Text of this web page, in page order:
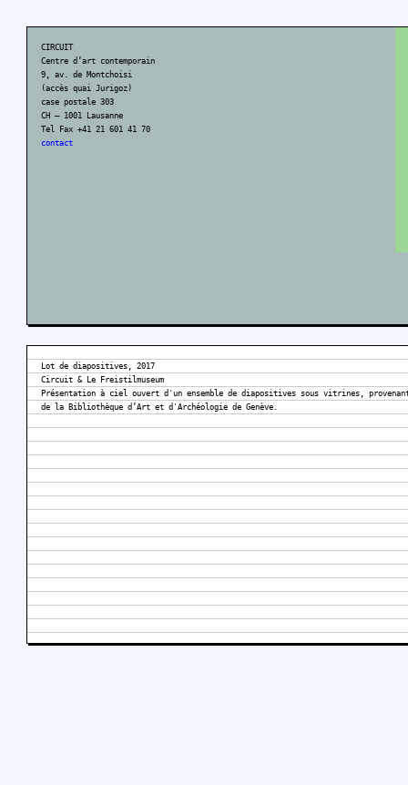
CIRCUIT
Centre d’art contemporain
9, av. de Montchoisi
(accès quai Jurigoz)
case postale 303
CH – 1001 Lausanne
Tel Fax +41 21 601 41 70
contact
Lot de diapositives, 2017
Circuit & Le Freistilmuseum
Présentation à ciel ouvert d'un ensemble de diapositives sous vitrines,
de la Bibliothèque d’Art et d'Archéologie de Genève.